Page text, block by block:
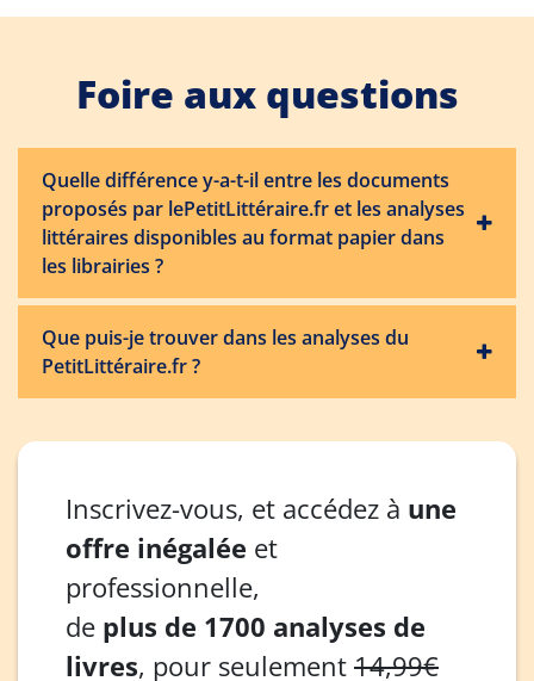
Foire aux questions
Quelle différence y-a-t-il entre les documents
proposés par lePetitLittéraire.fr et les analyses
littéraires disponibles au format papier dans
les librairies ?
Que puis-je trouver dans les analyses du
PetitLittéraire.fr ?
Inscrivez-vous, et accédez à une
offre inégalée et
professionnelle,
de plus de 1700 analyses de
livres, pour seulement 14,99€